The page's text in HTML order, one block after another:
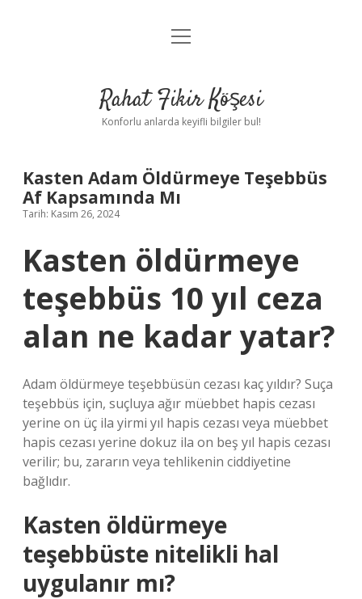
Anasayfa
Yasal Uyarı
menüyü
Rahat Fikir Köşesi
Konforlu anlarda keyifli bilgiler bul!
Kasten Adam Öldürmeye Teşebbüs
Af Kapsamında Mı
Tarih: Kasım 26, 2024
Kasten öldürmeye
teşebbüs 10 yıl ceza
alan ne kadar yatar?
Adam öldürmeye teşebbüsün cezası kaç yıldır? Suça
teşebbüs için, suçluya ağır müebbet hapis cezası
yerine on üç ila yirmi yıl hapis cezası veya müebbet
hapis cezası yerine dokuz ila on beş yıl hapis cezası
verilir; bu, zararın veya tehlikenin ciddiyetine
bağlıdır.
Kasten öldürmeye
teşebbüste nitelikli hal
uygulanır mı?